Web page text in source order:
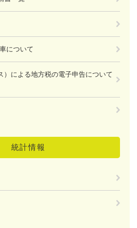
について
）による地方税の電子申告について
統計情報